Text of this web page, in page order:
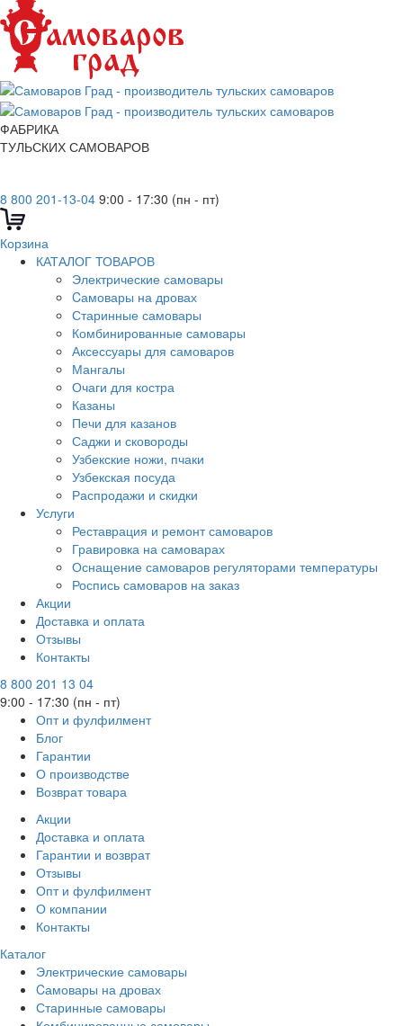
ФАБРИКА
ТУЛЬСКИХ САМОВАРОВ
8 800 201-13-04 9:00 - 17:30 (пн - пт)
Корзина
КАТАЛОГ ТОВАРОВ
Электрические самовары
Cамовары на дровах
Старинные самовары
Комбинированные самовары
Аксессуары для самоваров
Мангалы
Очаги для костра
Казаны
Печи для казанов
Саджи и сковороды
Узбекские ножи, пчаки
Узбекская посуда
Распродажи и скидки
Услуги
Реставрация и ремонт самоваров
Гравировка на самоварах
Оснащение самоваров регуляторами температуры
Роспись самоваров на заказ
Акции
Доставка и оплата
Отзывы
Контакты
8 800 201 13 04
9:00 - 17:30 (пн - пт)
Опт и фулфилмент
Блог
Гарантии
О производстве
Возврат товара
Акции
Доставка и оплата
Гарантии и возврат
Отзывы
Опт и фулфилмент
О компании
Контакты
Каталог
Электрические самовары
Cамовары на дровах
Старинные самовары